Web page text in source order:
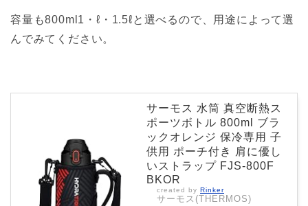
容量も800ml1・ℓ・1.5ℓと選べるので、用途によって選
んでみてください。
サーモス 水筒 真空断熱ス
ポーツボトル 800ml ブラ
ックオレンジ 保冷専用 子
供用 ポーチ付き 肩に優し
いストラップ FJS-800F
BKOR
created by Rinker
サーモス(THERMOS)